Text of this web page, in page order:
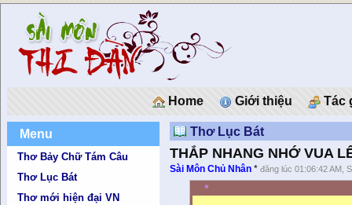
Home Giới thiệu Tác
Menu
Thơ Bảy Chữ Tám Câu
Thơ Lục Bát
Thơ mới hiện đại VN
Thơ Lục Bát
THẮP NHANG NHỚ VUA
Sài Môn Chủ Nhân *đăng lúc 01:06:42 AM,
*